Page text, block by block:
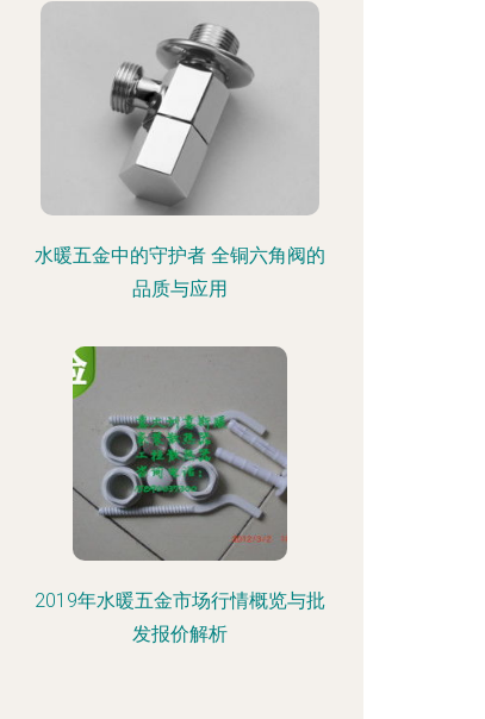
水暖五金中的守护者 全铜六角阀的
品质与应用
2019年水暖五金市场行情概览与批
发报价解析